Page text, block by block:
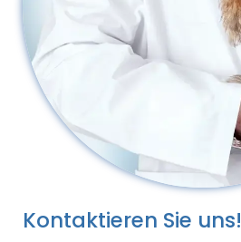
Kontaktieren Sie uns!